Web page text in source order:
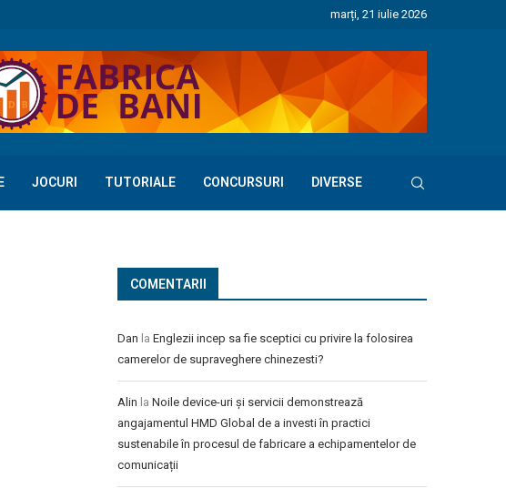
marți, 21 iulie 2026
JOCURI TUTORIALE CONCURSURI DIVERSE
COMENTARII
Dan la Englezii incep sa fie sceptici cu privire la folosirea
camerelor de supraveghere chinezesti?
Alin la Noile device-uri și servicii demonstrează
angajamentul HMD Global de a investi în practici
sustenabile în procesul de fabricare a echipamentelor de
comunicații